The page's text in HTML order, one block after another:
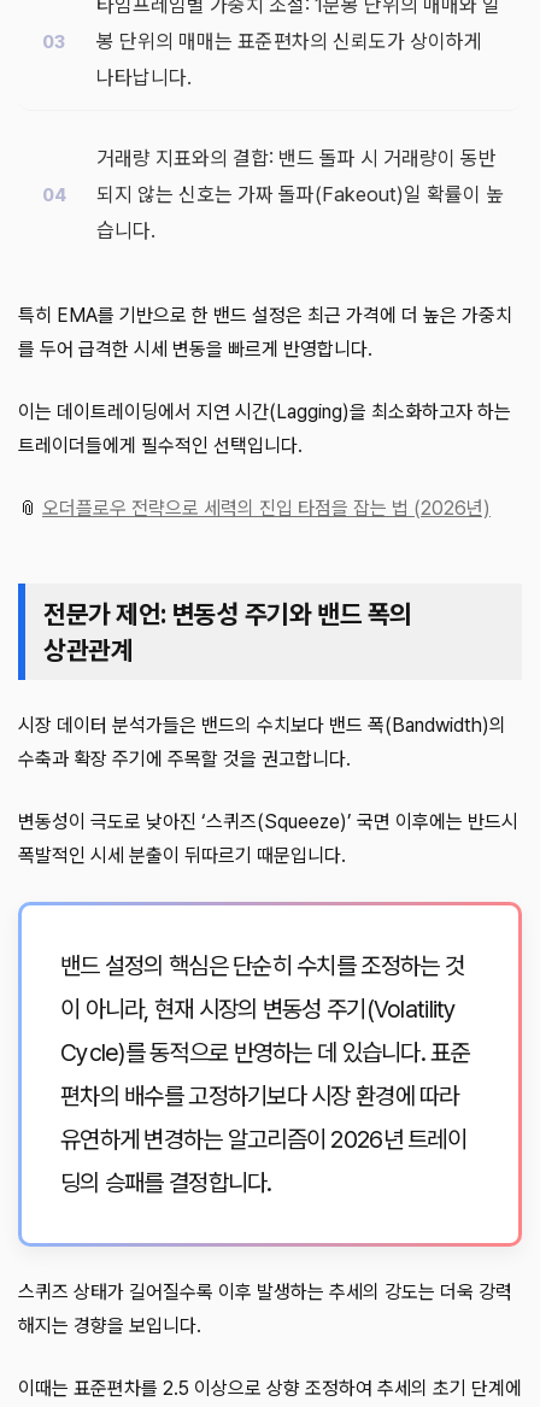
타임프레임별 가중치 조절: 1분봉 단위의 매매와 일
봉 단위의 매매는 표준편차의 신뢰도가 상이하게
나타납니다.
거래량 지표와의 결합: 밴드 돌파 시 거래량이 동반
되지 않는 신호는 가짜 돌파(Fakeout)일 확률이 높
습니다.
특히 EMA를 기반으로 한 밴드 설정은 최근 가격에 더 높은 가중치
를 두어 급격한 시세 변동을 빠르게 반영합니다.
이는 데이트레이딩에서 지연 시간(Lagging)을 최소화하고자 하는
트레이더들에게 필수적인 선택입니다.
📎 오더플로우 전략으로 세력의 진입 타점을 잡는 법 (2026년)
전문가 제언: 변동성 주기와 밴드 폭의
상관관계
시장 데이터 분석가들은 밴드의 수치보다 밴드 폭(Bandwidth)의
수축과 확장 주기에 주목할 것을 권고합니다.
변동성이 극도로 낮아진 ‘스퀴즈(Squeeze)’ 국면 이후에는 반드시
폭발적인 시세 분출이 뒤따르기 때문입니다.
밴드 설정의 핵심은 단순히 수치를 조정하는 것
이 아니라, 현재 시장의 변동성 주기(Volatility
Cycle)를 동적으로 반영하는 데 있습니다. 표준
편차의 배수를 고정하기보다 시장 환경에 따라
유연하게 변경하는 알고리즘이 2026년 트레이
딩의 승패를 결정합니다.
스퀴즈 상태가 길어질수록 이후 발생하는 추세의 강도는 더욱 강력
해지는 경향을 보입니다.
이때는 표준편차를 2.5 이상으로 상향 조정하여 추세의 초기 단계에